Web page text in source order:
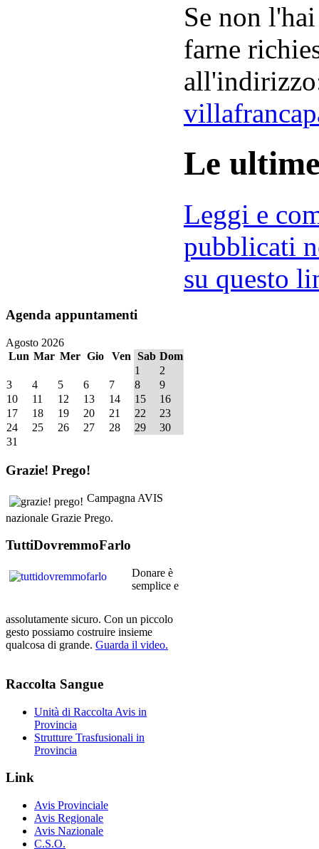
Se non
farne
Le
Leggi e
pubblicati
su questo
Agenda appuntamenti
Agosto 2026
Lun Mar Mer Gio Ven Sab Dom
1
2
3
4 5 6 7 8
9
10
11 12 13 14 15
16
17
18 19 20 21 22
23
24
25 26 27 28 29
30
31
Grazie! Prego!
Campagna AVIS
nazionale Grazie Prego.
TuttiDovremmoFarlo
Donare è
semplice e
assolutamente sicuro. Con un piccolo
gesto possiamo costruire insieme
qualcosa di grande. Guarda il video.
Raccolta Sangue
Unità di Raccolta Avis in
Provincia
Strutture Trasfusionali in
Provincia
Link
Avis Provinciale
Avis Regionale
Avis Nazionale
C.S.O.